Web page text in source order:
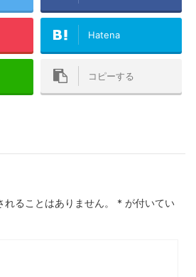
Hatena
コピーする
ることはありません。 * が付いてい